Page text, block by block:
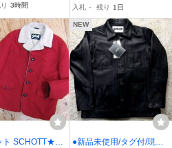
M キルティング
ー
3時間
26070383
入札 - 残り 1日
SCHOTT★メ
NEW
●新品未使用/タグ付/現行